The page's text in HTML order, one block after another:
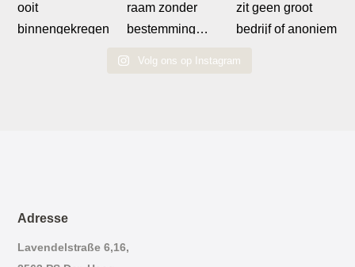
Volg ons op Instagram
Adresse
Lavendelstraße 6,16,